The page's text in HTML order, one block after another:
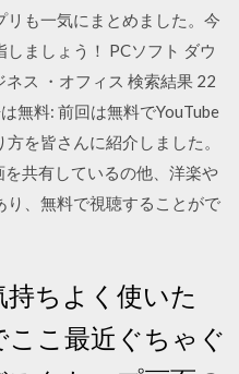
リも一気にまとめました。今
ましょう！ PCソフト ダウ
ス ・オフィス 検索結果 22
無料: 前回は無料でYouTube
を皆さんに紹介しました。
共有しているの他、洋楽や
、無料で視聴することがで
ちよく使いた
こ最近ぐちゃぐ